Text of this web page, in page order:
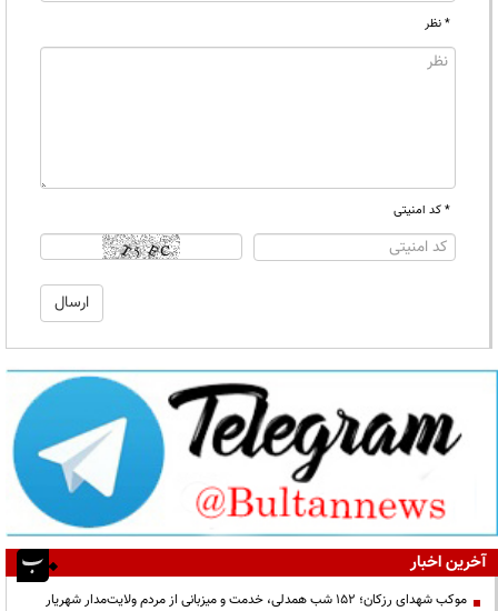
* نظر
* کد امنیتی
آخرین اخبار
موکب شهدای رزکان؛ ۱۵۲ شب همدلی، خدمت و میزبانی از مردم ولایت‌مدار شهریار